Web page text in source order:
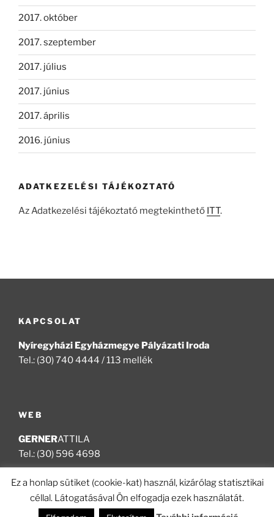
2017. október
2017. szeptember
2017. július
2017. június
2017. április
2016. június
ADATKEZELÉSI TÁJÉKOZTATÓ
Az Adatkezelési tájékoztató megtekinthető ITT.
KAPCSOLAT
Nyíregyházi Egyházmegye Pályázati Iroda
Tel.: (30) 740 4444 / 113 mellék
WEB
GERNERATTILA
Tel.: (30) 596 4698
Ez a honlap sütiket (cookie-kat) használ, kizárólag statisztikai
céllal. Látogatásával Ön elfogadja ezek használatát.